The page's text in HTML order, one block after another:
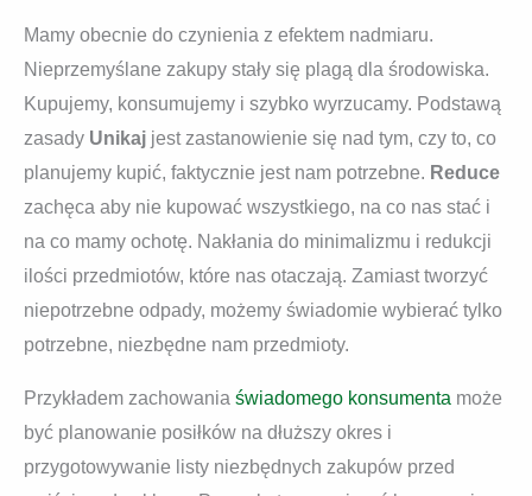
Mamy obecnie do czynienia z efektem nadmiaru.
Nieprzemyślane zakupy stały się plagą dla środowiska.
Kupujemy, konsumujemy i szybko wyrzucamy. Podstawą
zasady Unikaj jest zastanowienie się nad tym, czy to, co
planujemy kupić, faktycznie jest nam potrzebne. Reduce
zachęca aby nie kupować wszystkiego, na co nas stać i
na co mamy ochotę. Nakłania do minimalizmu i redukcji
ilości przedmiotów, które nas otaczają. Zamiast tworzyć
niepotrzebne odpady, możemy świadomie wybierać tylko
potrzebne, niezbędne nam przedmioty.
Przykładem zachowania świadomego konsumenta może
być planowanie posiłków na dłuższy okres i
przygotowywanie listy niezbędnych zakupów przed